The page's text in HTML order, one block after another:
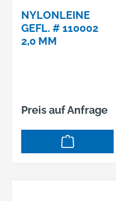
NYLONLEINE
GEFL. # 110002
2,0 MM
Preis auf Anfrage